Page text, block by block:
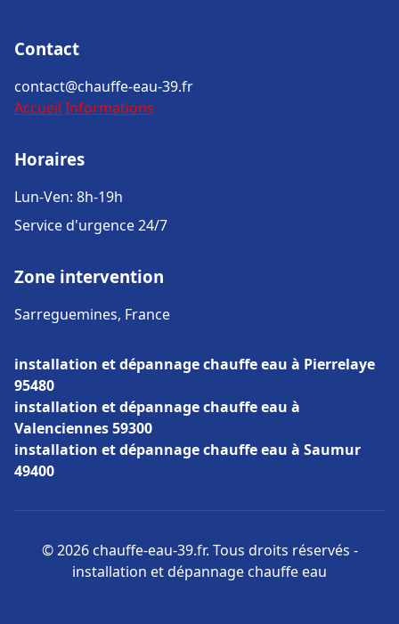
Contact
contact@chauffe-eau-39.fr
Accueil Informations
Horaires
Lun-Ven: 8h-19h
Service d'urgence 24/7
Zone intervention
Sarreguemines, France
installation et dépannage chauffe eau à Pierrelaye
95480
installation et dépannage chauffe eau à
Valenciennes 59300
installation et dépannage chauffe eau à Saumur
49400
© 2026 chauffe-eau-39.fr. Tous droits réservés -
installation et dépannage chauffe eau